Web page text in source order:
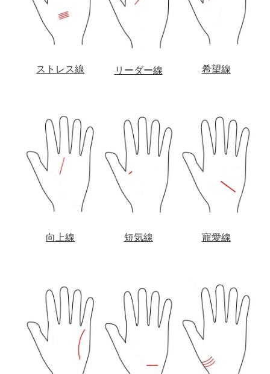
ストレス線 リーダー線 希望線
向上線 短気線 寵愛線